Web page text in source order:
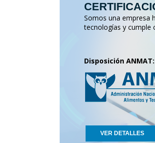
Somos una empresa
tecnologías y cumple
Disposición
VER DETALLES